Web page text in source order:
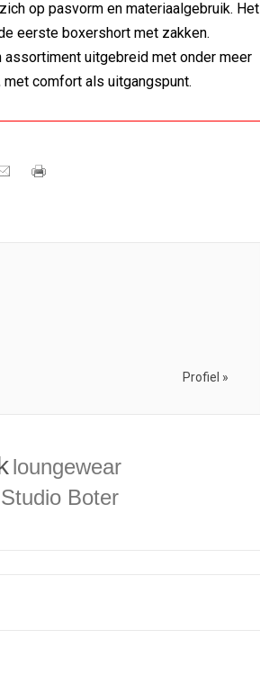
op pasvorm en materiaalgebruik. Het
eerste boxershort met zakken.
uitgebreid met onder meer
met comfort als uitgangspunt.
Profiel »
loungewear
Studio Boter